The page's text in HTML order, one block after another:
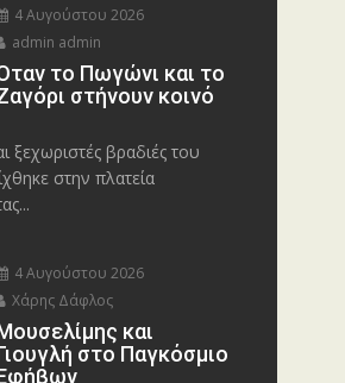
4 Αυγούστου 2026
admin admin
το Πωγώνι και το
στήνουν κοινό
ξεχωριστές βραδιές του
στην πλατεία
4 Αυγούστου 2026
Χάρης Δάφλος
και
στο Παγκόσμιο